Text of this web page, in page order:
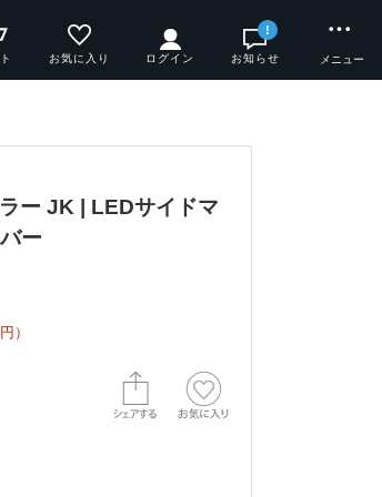
お気に入り ログイン
!
お知らせ メニュー
ー JK | LEDサイドマ
ー
）